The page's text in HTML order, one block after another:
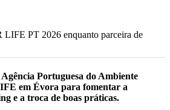
PT 2026 enquanto parceira de
Portuguesa do Ambiente
em Évora para fomentar a
e a troca de boas práticas.